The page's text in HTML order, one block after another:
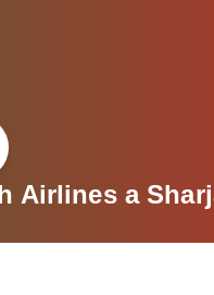
Airlines a